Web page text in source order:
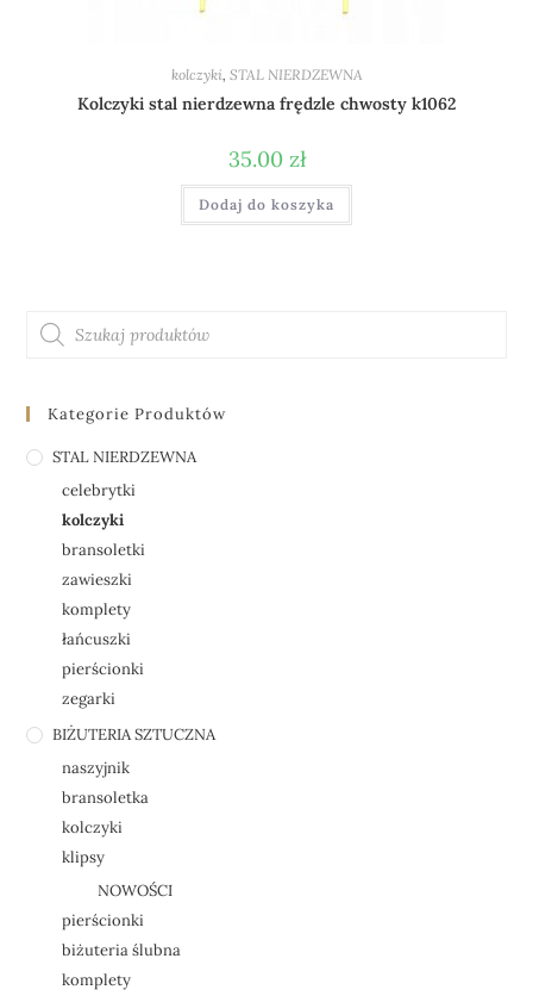
kolczyki STAL NIERDZEWNA
Kolczyki stal nierdzewna frędzle chwosty k1062
35.00 zł
Dodaj do koszyka
Kategorie Produktów
STAL NIERDZEWNA
celebrytki
kolczyki
bransoletki
zawieszki
komplety
łańcuszki
pierścionki
zegarki
BIŻUTERIA SZTUCZNA
naszyjnik
bransoletka
kolczyki
klipsy
NOWOŚCI
pierścionki
biżuteria ślubna
komplety